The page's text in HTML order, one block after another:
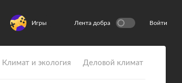
Игры Лента добра Войти
Климат и экология Деловой климат